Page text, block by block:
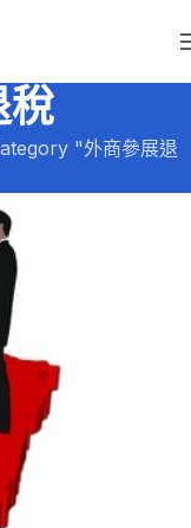
稅
"外商參展退